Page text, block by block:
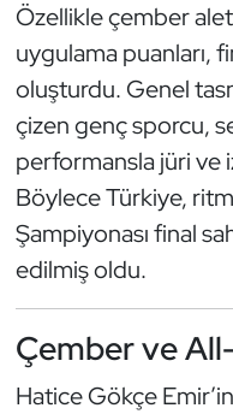
Özellikle çember
uygulama puanları,
oluşturdu. Genel
çizen genç sporcu,
performansla jüri ve
Böylece Türkiye,
Şampiyonası final
edilmiş oldu.
Çember ve
Hatice Gökçe
Kempo
Kick Boks
Kürek
Masa Tenisi
Modern Pentatlon
Motor Sporları
Muay Thai